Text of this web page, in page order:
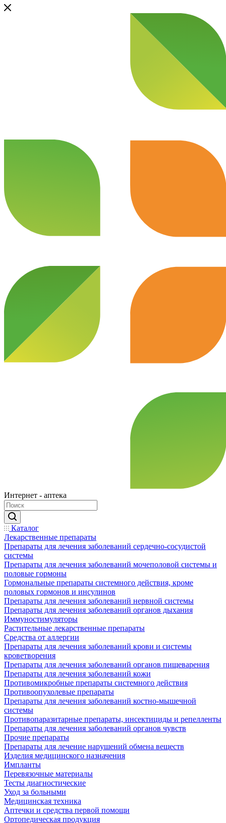
Интернет - аптека
Каталог
Лекарственные препараты
Препараты для лечения заболеваний сердечно-сосудистой
системы
Препараты для лечения заболеваний мочеполовой системы и
половые гормоны
Гормональные препараты системного действия, кроме
половых гормонов и инсулинов
Препараты для лечения заболеваний нервной системы
Препараты для лечения заболеваний органов дыхания
Иммуностимуляторы
Растительные лекарственные препараты
Средства от аллергии
Препараты для лечения заболеваний крови и системы
кроветворения
Препараты для лечения заболеваний органов пищеварения
Препараты для лечения заболеваний кожи
Противомикробные препараты системного действия
Противоопухолевые препараты
Препараты для лечения заболеваний костно-мышечной
системы
Противопаразитарные препараты, инсектициды и репелленты
Препараты для лечения заболеваний органов чувств
Прочие препараты
Препараты для лечение нарушений обмена веществ
Изделия медицинского назначения
Импланты
Перевязочные материалы
Тесты диагностические
Уход за больными
Медицинская техника
Аптечки и средства первой помощи
Ортопедическая продукция